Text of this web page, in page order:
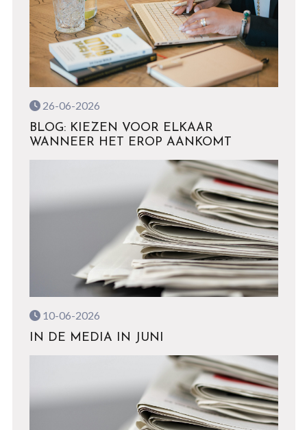
26-06-2026
BLOG: KIEZEN VOOR ELKAAR
WANNEER HET EROP AANKOMT
10-06-2026
IN DE MEDIA IN JUNI